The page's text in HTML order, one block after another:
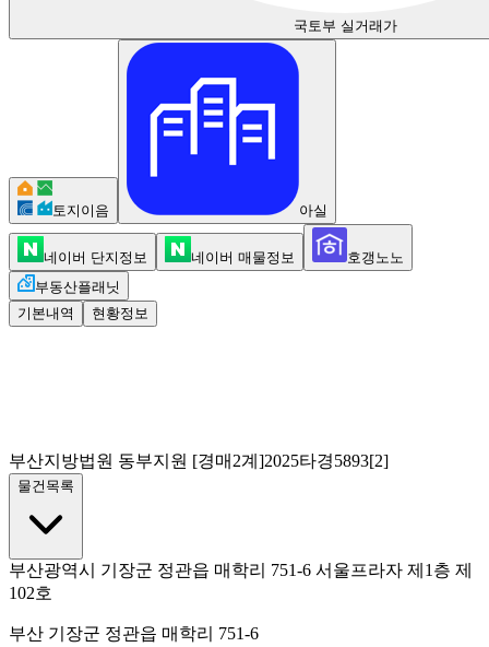
국토부 실거래가
토지이음 아실
네이버 단지정보 네이버 매물정보
호갱노노
부동산플래닛
기본내역
현황정보
부산지방법원 동부지원 [경매2계]2025타경5893[2]
물건목록
부산광역시 기장군 정관읍 매학리 751-6 서울프라자 제1층 제
102호
부산 기장군 정관읍 매학리 751-6